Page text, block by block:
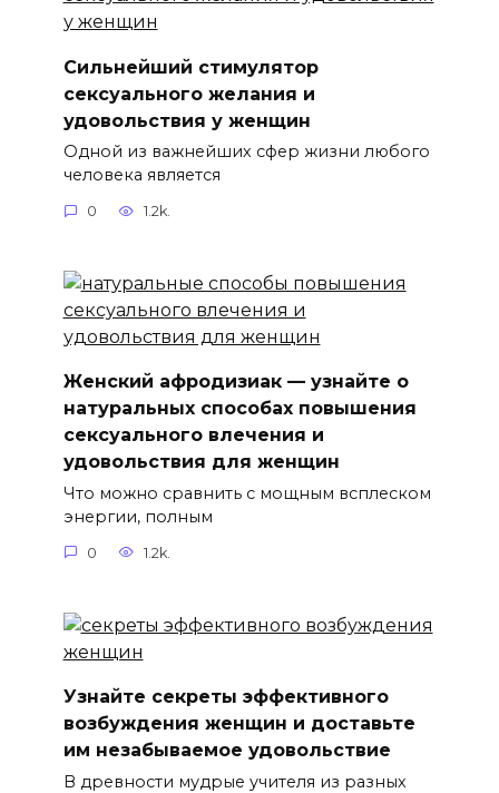
Сильнейший стимулятор
сексуального желания и
удовольствия у женщин
Одной из важнейших сфер жизни любого
человека является
0 1.2k.
Женский афродизиак — узнайте о
натуральных способах повышения
сексуального влечения и
удовольствия для женщин
Что можно сравнить с мощным всплеском
энергии, полным
0 1.2k.
Узнайте секреты эффективного
возбуждения женщин и доставьте
им незабываемое удовольствие
В древности мудрые учителя из разных